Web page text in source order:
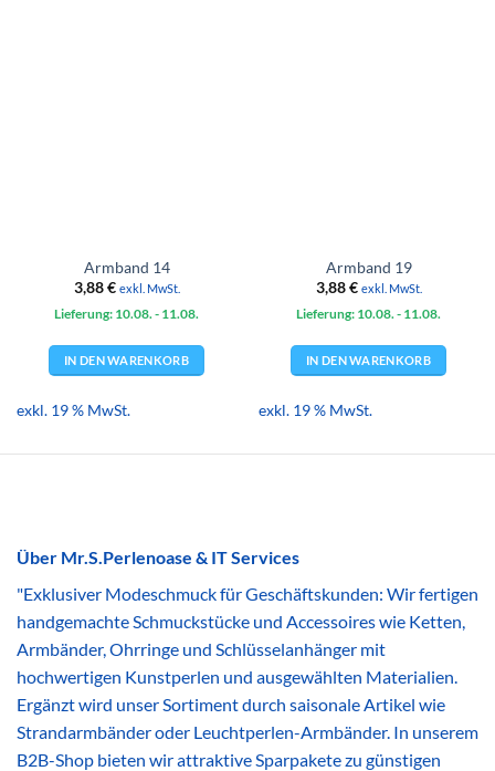
Armband 14
3,88€ exkl. MwSt.
Lieferung: 10.08. - 11.08.
IN DEN WARENKORB
exkl. 19 % MwSt.
Armband 19
3,88€ exkl. MwSt.
Lieferung: 10.08. - 11.08.
IN DEN WARENKORB
exkl. 19 % MwSt.
Über Mr.S.Perlenoase & IT Services
"Exklusiver Modeschmuck für Geschäftskunden: Wir fertigen
handgemachte Schmuckstücke und Accessoires wie Ketten,
Armbänder, Ohrringe und Schlüsselanhänger mit
hochwertigen Kunstperlen und ausgewählten Materialien.
Ergänzt wird unser Sortiment durch saisonale Artikel wie
Strandarmbänder oder Leuchtperlen-Armbänder. In unserem
B2B-Shop bieten wir attraktive Sparpakete zu günstigen